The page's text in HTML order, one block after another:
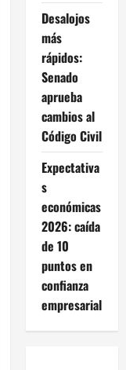
Desalojos
más
rápidos:
Senado
aprueba
cambios al
Código Civil
Expectativa
s
económicas
2026: caída
de 10
puntos en
confianza
empresarial